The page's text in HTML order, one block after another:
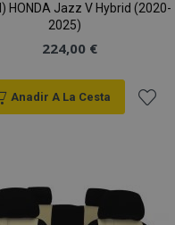
HONDA Jazz V Hybrid (2020-
2025)
224,00 €
Anadir A La Cesta
Lista